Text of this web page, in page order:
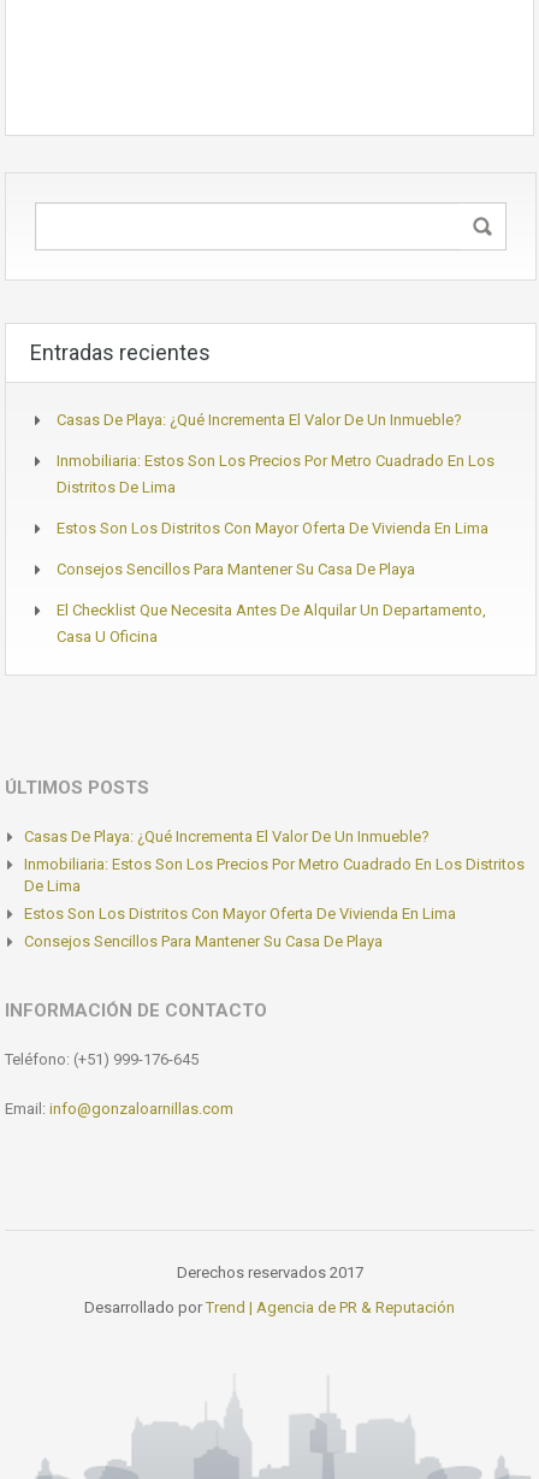
Entradas recientes
Casas De Playa: ¿Qué Incrementa El Valor De Un Inmueble?
Inmobiliaria: Estos Son Los Precios Por Metro Cuadrado En Los
Distritos De Lima
Estos Son Los Distritos Con Mayor Oferta De Vivienda En Lima
Consejos Sencillos Para Mantener Su Casa De Playa
El Checklist Que Necesita Antes De Alquilar Un Departamento,
Casa U Oficina
ÚLTIMOS POSTS
Casas De Playa: ¿Qué Incrementa El Valor De Un Inmueble?
Inmobiliaria: Estos Son Los Precios Por Metro Cuadrado En Los Distritos
De Lima
Estos Son Los Distritos Con Mayor Oferta De Vivienda En Lima
Consejos Sencillos Para Mantener Su Casa De Playa
INFORMACIÓN DE CONTACTO
Teléfono: (+51) 999-176-645
Email: info@gonzaloarnillas.com
Derechos reservados 2017
Desarrollado porTrend | Agencia de PR & Reputación